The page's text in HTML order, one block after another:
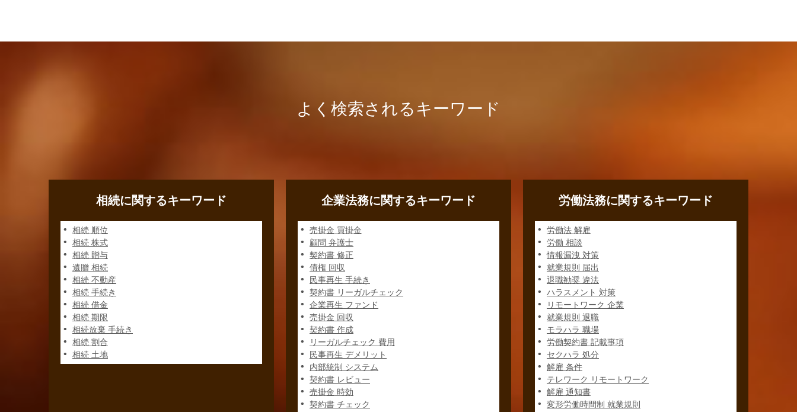
よく検索されるキーワード
相続に関するキーワード
相続 順位
相続 株式
相続 贈与
遺贈 相続
相続 不動産
相続 手続き
相続 借金
相続 期限
相続放棄 手続き
相続 割合
相続 土地
企業法務に関するキーワード
売掛金 買掛金
顧問 弁護士
契約書 修正
債権 回収
民事再生 手続き
契約書 リーガルチェック
企業再生 ファンド
売掛金 回収
契約書 作成
リーガルチェック 費用
民事再生 デメリット
内部統制 システム
契約書 レビュー
売掛金 時効
契約書 チェック
労働法務に関するキーワード
労働法 解雇
労働 相談
情報漏洩 対策
就業規則 届出
退職勧奨 違法
ハラスメント 対策
リモートワーク 企業
就業規則 退職
モラハラ 職場
労働契約書 記載事項
セクハラ 処分
解雇 条件
テレワーク リモートワーク
解雇 通知書
変形労働時間制 就業規則